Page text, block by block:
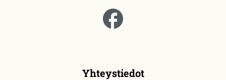
Yhteystiedot